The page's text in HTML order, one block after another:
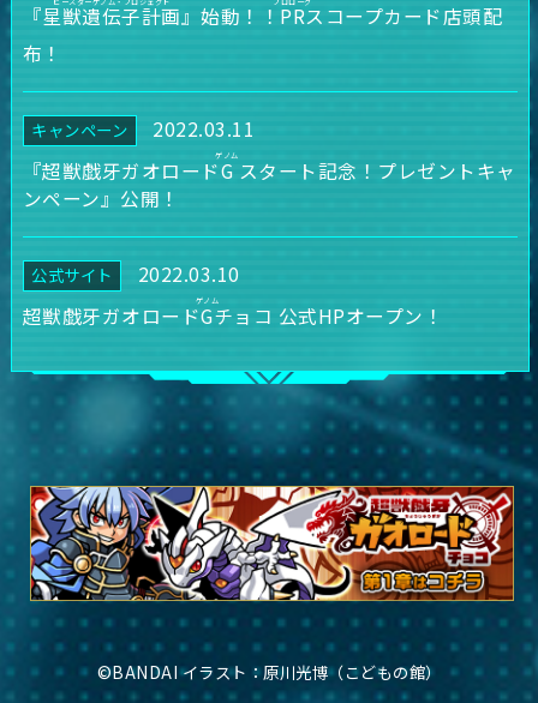
『星獣遺伝子計画』始動！！ PRスコープカード店頭配
布！
キャンペーン
2022.03.11
『超獣戯牙ガオロードG スタート記念！プレゼントキャ
ンペーン』公開！
公式サイト
2022.03.10
超獣戯牙ガオロードGチョコ 公式HPオープン！
©BANDAI イラスト：原川光博（こどもの館）